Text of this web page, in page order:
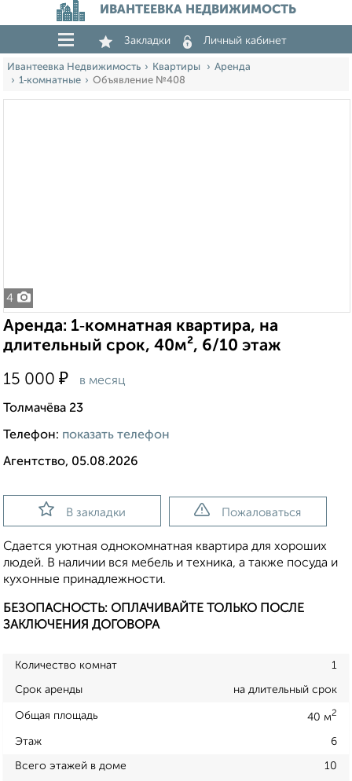
ИВАНТЕЕВКА НЕДВИЖИМОСТЬ
Закладки Личный кабинет
Ивантеевка Недвижимость Квартиры
Аренда
1‑комнатные
Объявление №408
4
Аренда: 1‑комнатная квартира, на
длительный срок, 40м², 6/10 этаж
15 000 ₽ в месяц
Толмачёва 23
Телефон: показать телефон
Агентство, 05.08.2026
В закладки Пожаловаться
Сдается уютная однокомнатная квартира для хороших
людей. В наличии вся мебель и техника, а также посуда и
кухонные принадлежности.
БЕЗОПАСНОСТЬ: ОПЛАЧИВАЙТЕ ТОЛЬКО ПОСЛЕ
ЗАКЛЮЧЕНИЯ ДОГОВОРА
Количество комнат 1
Срок аренды на длительный срок
Общая площадь 40 м2
Этаж 6
Всего этажей в доме 10